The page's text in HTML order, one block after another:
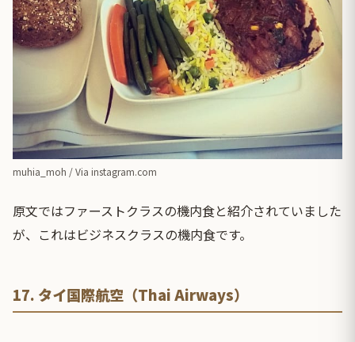
muhia_moh / Via instagram.com
原文ではファーストクラスの機内食と紹介されていました
が、これはビジネスクラスの機内食です。
17. タイ国際航空（Thai Airways）